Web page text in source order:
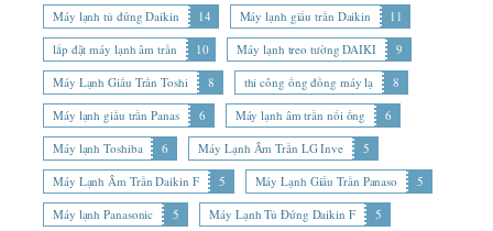
Máy lạnh tủ đứng Daikin
14 Máy lạnh giấu trần Daikin
11
lắp đặt máy lạnh âm trần
10 Máy lạnh treo tường DAIKI
9
Máy Lạnh Giấu Trần Toshi
8 thi công ống đồng máy lạ
8
Máy lạnh giấu trần Panas
6 Máy lạnh âm trần nối ống
6
Máy lạnh Toshiba
6 Máy Lạnh Âm Trần LG Inve
5
Máy Lạnh Âm Trần Daikin F
5 Máy Lạnh Giấu Trần Panaso
5
Máy lạnh Panasonic
5 Máy Lạnh Tủ Đứng Daikin F
5